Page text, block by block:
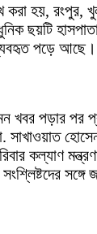
হয়, রংপুর,
ছয়টি
পড়ে আছে।
পড়ার পর
সাখাওয়াত
কল্যাণ